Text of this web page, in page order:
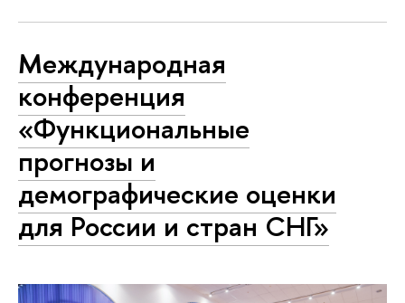
Международная
конференция
«Функциональные
прогнозы и
демографические оценки
для России и стран СНГ»